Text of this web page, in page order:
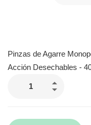
Pinzas de Agarre
Acción Desechables -